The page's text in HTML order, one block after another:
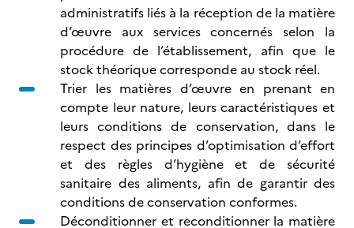
administratifs liés à la réception de la matière
d’œuvre aux services concernés selon la
procédure de l’établissement, afin que le
stock théorique corresponde au stock réel.
Trier les matières d’œuvre en prenant en
compte leur nature, leurs caractéristiques et
leurs conditions de conservation, dans le
respect des principes d’optimisation d’effort
et des règles d’hygiène et de sécurité
sanitaire des aliments, afin de garantir des
conditions de conservation conformes.
Déconditionner et reconditionner la matière